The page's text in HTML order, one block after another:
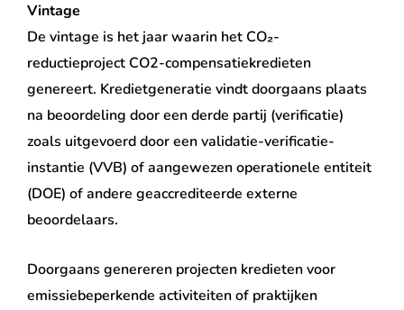
Vintage
De vintage is het jaar waarin het CO₂-
reductieproject CO2-compensatiekredieten
genereert. Kredietgeneratie vindt doorgaans plaats
na beoordeling door een derde partij (verificatie)
zoals uitgevoerd door een validatie-verificatie-
instantie (VVB) of aangewezen operationele entiteit
(DOE) of andere geaccrediteerde externe
beoordelaars.
Doorgaans genereren projecten kredieten voor
emissiebeperkende activiteiten of praktijken